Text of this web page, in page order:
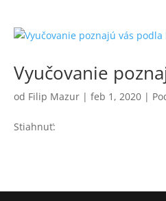
Vyučovanie
od Filip Mazur |feb 1, 2020 |
Stiahnuť: